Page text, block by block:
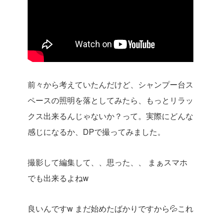
前々から考えていたんだけど、シャンプー台ス
ペースの照明を落としてみたら、もっとリラッ
クス出来るんじゃないか？って。実際にどんな
感じになるか、DPで撮ってみました。
撮影して編集して、、思った、、
まぁスマホ
でも出来るよねw
良いんですw まだ始めたばかりですから💦これ